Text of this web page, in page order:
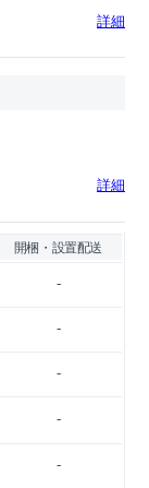
詳細
詳細
開梱・設置配送
-
-
-
-
-